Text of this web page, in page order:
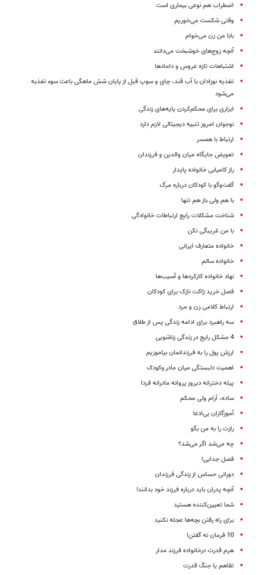
اضطراب هم نوعی بیماری است
وقتی شکست می‌خوریم
بابا من زن می‌خوام
آنچه زوج‌های خوشبخت می‌دانند
اشتباهات تازه عروس و دامادها
تغذیه نوزادان با آب قند، چای و سوپ قبل از پایان شش ماهگی باعث سوء تغذیه
می‌شود
ابزاری برای محکم‌کردن پایه‌های زندگی
نوجوان امروز تنبیه دیجیتالی لازم دارد
ارتباط با همسر
تعویض جایگاه میان والدین و فرزندان
راز کامیابی خانواده پایدار
گفت‌وگو با کودکان درباره مرگ
با هم ولی باز هم تنها
شناخت مشکلات رایج ارتباطات خانوادگی
با من غریبگی نکن
خانواده متعارف ایرانی
خانواده سالم
نهاد خانواده کارکرد‌ها و آسیب‌ها
فصل خرید ژاکت نازک برای کودکان
ارتباط کلامی زن و مرد
سه راهبرد برای ادامه زندگی پس از طلاق
4 مشکل رایج در زندگی زناشویی
ارزش پول را به فرزندانمان بیاموزیم
اهمیت دلبستگی میان مادر وکودک
پیله دخترانه دیروز پروانه مادرانه فردا
ساده، آرام ولی محکم
آموزگاران بی‌ادعا
رازت را به من بگو
چه می‌شد اگر می‌شد؟
فصل جدایی!
دورانی حساس از زندگی فرزندان
آنچه پدران باید درباره فرزند خود بدانند!
شما تعیین‌کننده هستید
برای راه رفتن بچه‌ها عجله نکنید
10 فرمان نه گفتن!
هرم قدرت درخانواده فرزند مدار
تفاهم یا جنگ قدرت